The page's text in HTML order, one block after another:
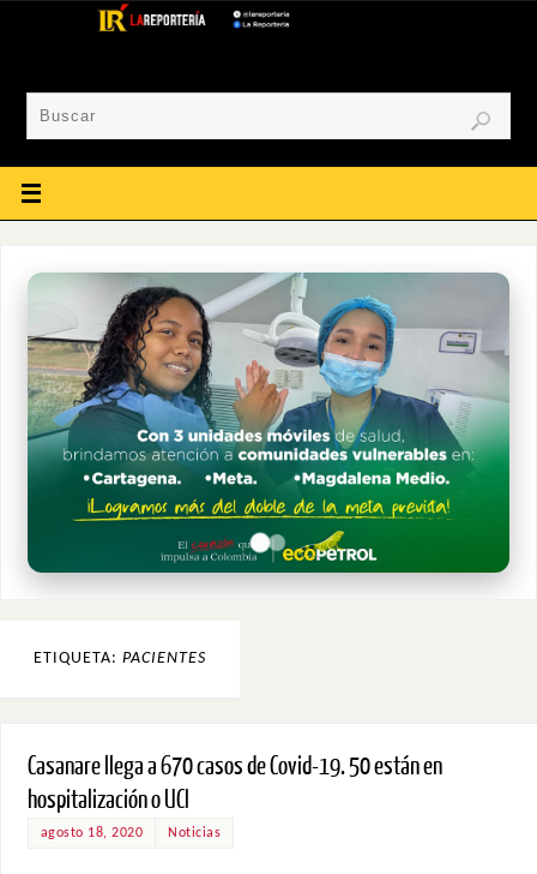
ETIQUETA: PACIENTES
Casanare llega a 670 casos de Covid-19. 50 están en
hospitalización o UCI
agosto 18, 2020 Noticias